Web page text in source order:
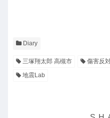
Diary
三塚翔太郎 高槻市 傷害反
地震Lab